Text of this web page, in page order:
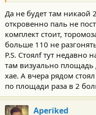
Да не будет там никаой
откровенно паль не
комплект стоит,
больше 110 не
P.S. Стоялf тут недавно
там визуально
хае. А вчера рядом
по площади раза в 2
Aperiked